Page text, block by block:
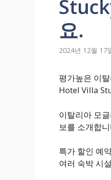
요.
2024년 12월 17
평가높은 이
Hotel Villa
이탈리아 모
보를 소개합
특가 할인 예
여러 숙박 시